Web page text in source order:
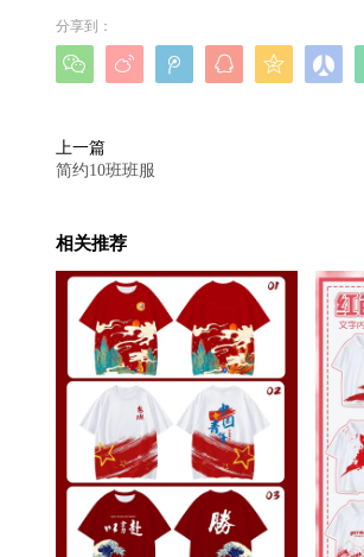
分享到：
     
上一篇
简约10班班服
相关推荐